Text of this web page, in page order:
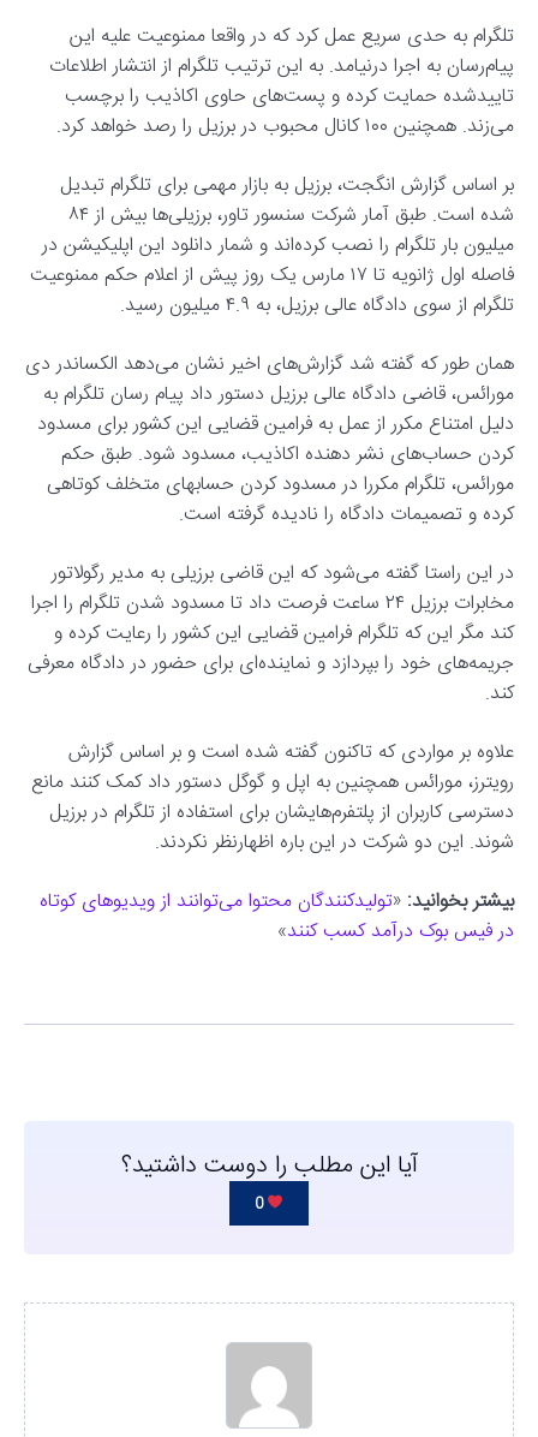
تلگرام به حدی سریع عمل کرد که در واقعا ممنوعیت علیه این
پیام‌رسان به اجرا درنیامد. به این ترتیب تلگرام از انتشار اطلاعات
تاییدشده حمایت کرده و پست‌های حاوی اکاذیب را برچسب
می‌زند. همچنین ۱۰۰ کانال محبوب در برزیل را رصد خواهد کرد.
بر اساس گزارش انگجت، برزیل به بازار مهمی برای تلگرام تبدیل
شده است. طبق آمار شرکت سنسور تاور، برزیلی‌ها بیش از ۸۴
میلیون بار تلگرام را نصب کرده‌اند و شمار دانلود این اپلیکیشن در
فاصله اول ژانویه تا ۱۷ مارس یک روز پیش از اعلام حکم ممنوعیت
تلگرام از سوی دادگاه عالی برزیل، به ۴.۹ میلیون رسید.
همان طور که گفته شد گزارش‌های اخیر نشان می‌دهد الکساندر دی
مورائس، قاضی دادگاه عالی برزیل دستور داد پیام رسان تلگرام به
دلیل امتناع مکرر از عمل به فرامین قضایی این کشور برای مسدود
کردن حساب‌های نشر دهنده اکاذیب، مسدود شود. طبق حکم
مورائس، تلگرام مکررا در مسدود کردن حسابهای متخلف کوتاهی
کرده و تصمیمات دادگاه را نادیده گرفته است.
در این راستا گفته می‌شود که این قاضی برزیلی به مدیر رگولاتور
مخابرات برزیل ۲۴ ساعت فرصت داد تا مسدود شدن تلگرام را اجرا
کند مگر این که تلگرام فرامین قضایی این کشور را رعایت کرده و
جریمه‌های خود را بپردازد و نماینده‌ای برای حضور در دادگاه معرفی
کند.
علاوه بر مواردی که تاکنون گفته شده است و بر اساس گزارش
رویترز، مورائس همچنین به اپل و گوگل دستور داد کمک کنند مانع
دسترسی کاربران از پلتفرم‌هایشان برای استفاده از تلگرام در برزیل
شوند. این دو شرکت در این باره اظهارنظر نکردند.
بیشتر بخوانید: «تولیدکنندگان محتوا می‌توانند از ویدیوهای کوتاه
در فیس بوک درآمد کسب کنند»
آیا این مطلب را دوست داشتید؟
0